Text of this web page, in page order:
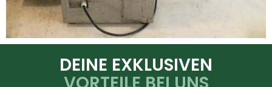
DEINE EXKLUSIVEN